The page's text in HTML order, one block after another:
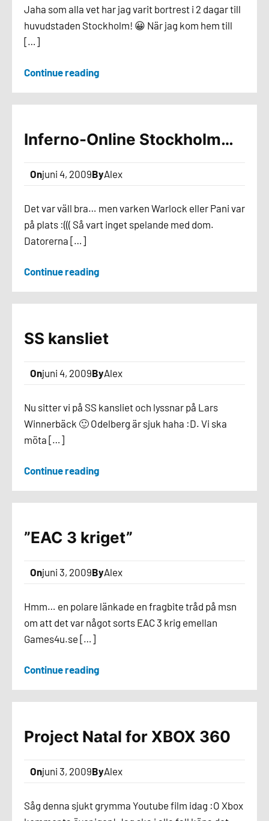
Jaha som alla vet har jag varit bortrest i 2 dagar till
huvudstaden Stockholm! 😀 När jag kom hem till
[…]
Continue reading
Inferno-Online Stockholm…
Onjuni 4, 2009ByAlex
Det var väll bra… men varken Warlock eller Pani var
på plats :((( Så vart inget spelande med dom.
Datorerna […]
Continue reading
SS kansliet
Onjuni 4, 2009ByAlex
Nu sitter vi på SS kansliet och lyssnar på Lars
Winnerbäck 🙂 Odelberg är sjuk haha :D. Vi ska
möta […]
Continue reading
”EAC 3 kriget”
Onjuni 3, 2009ByAlex
Hmm… en polare länkade en fragbite tråd på msn
om att det var något sorts EAC 3 krig emellan
Games4u.se […]
Continue reading
Project Natal for XBOX 360
Onjuni 3, 2009ByAlex
Såg denna sjukt grymma Youtube film idag :O Xbox